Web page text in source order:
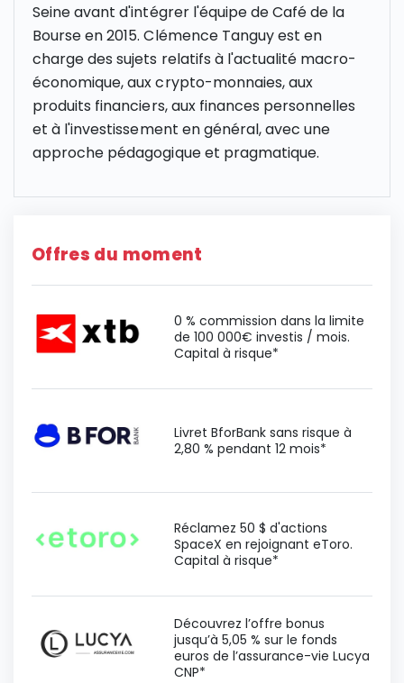
Seine avant d'intégrer l'équipe de Café de la
Bourse en 2015. Clémence Tanguy est en
charge des sujets relatifs à l'actualité macro-
économique, aux crypto-monnaies, aux
produits financiers, aux finances personnelles
et à l'investissement en général, avec une
approche pédagogique et pragmatique.
Offres du moment
0 % commission dans la limite
de 100 000€ investis / mois.
Capital à risque*
Livret BforBank sans risque à
2,80 % pendant 12 mois*
Réclamez 50 $ d'actions
SpaceX en rejoignant eToro.
Capital à risque*
Découvrez l’offre bonus
jusqu’à 5,05 % sur le fonds
euros de l’assurance-vie Lucya
CNP*